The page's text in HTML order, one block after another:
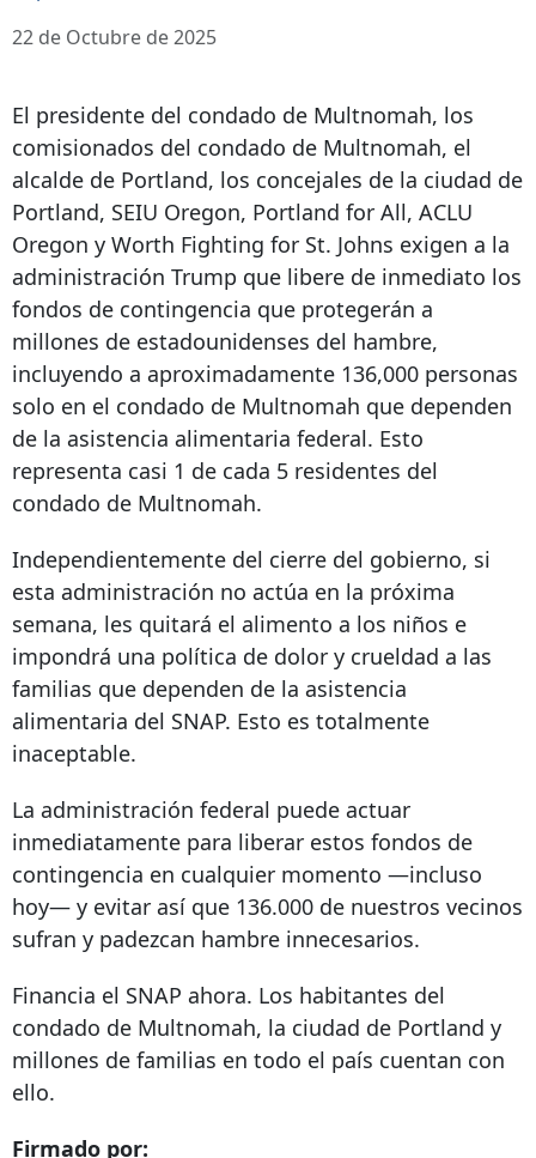
22 de Octubre de 2025
El presidente del condado de Multnomah, los
comisionados del condado de Multnomah, el
alcalde de Portland, los concejales de la ciudad de
Portland, SEIU Oregon, Portland for All, ACLU
Oregon y Worth Fighting for St. Johns exigen a la
administración Trump que libere de inmediato los
fondos de contingencia que protegerán a
millones de estadounidenses del hambre,
incluyendo a aproximadamente 136,000 personas
solo en el condado de Multnomah que dependen
de la asistencia alimentaria federal. Esto
representa casi 1 de cada 5 residentes del
condado de Multnomah.
Independientemente del cierre del gobierno, si
esta administración no actúa en la próxima
semana, les quitará el alimento a los niños e
impondrá una política de dolor y crueldad a las
familias que dependen de la asistencia
alimentaria del SNAP. Esto es totalmente
inaceptable.
La administración federal puede actuar
inmediatamente para liberar estos fondos de
contingencia en cualquier momento —incluso
hoy— y evitar así que 136.000 de nuestros vecinos
sufran y padezcan hambre innecesarios.
Financia el SNAP ahora. Los habitantes del
condado de Multnomah, la ciudad de Portland y
millones de familias en todo el país cuentan con
ello.
Firmado por: